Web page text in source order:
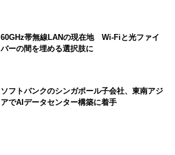
60GHz帯無線LANの現在地 Wi-Fiと光ファイ
バーの間を埋める選択肢に
ソフトバンクのシンガポール子会社、東南アジ
アでAIデータセンター構築に着手